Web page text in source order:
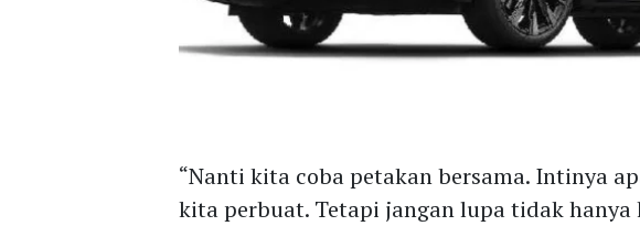
“Nanti kita coba petakan bersama. Intinya
kita perbuat. Tetapi jangan lupa tidak